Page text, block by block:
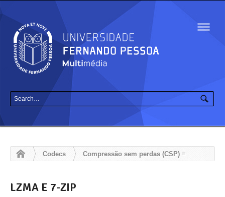
Codecs
Compressão sem perdas (CSP) ≡
LZMA E 7-ZIP